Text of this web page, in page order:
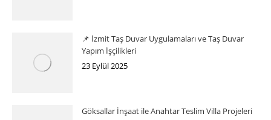
📌 İzmit Taş Duvar Uygulamaları ve Taş Duvar
Yapım İşçilikleri
23 Eylül 2025
Göksallar İnşaat ile Anahtar Teslim Villa Projeleri